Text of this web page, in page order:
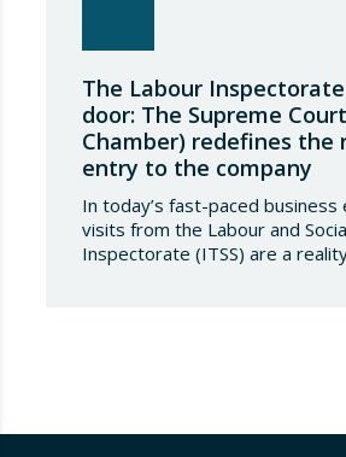
The Labour
door: The Supreme
Chamber) redefines the
entry to the company
In today’s fast-paced business
visits from the Labour and
Inspectorate (ITSS) are a